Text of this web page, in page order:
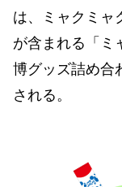
は、ミャクミャ
が含まれる「ミ
博グッズ詰め合
される。